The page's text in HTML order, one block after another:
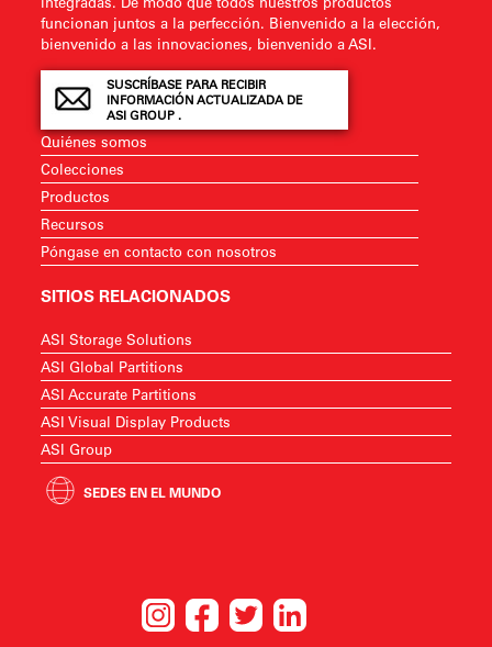
funcionan juntos a la perfección. Bienvenido a la elección,
bienvenido a las innovaciones, bienvenido a ASI.
SUSCRÍBASE PARA RECIBIR
INFORMACIÓN ACTUALIZADA DE
ASI GROUP .
Quiénes somos
Colecciones
Productos
Recursos
Póngase en contacto con nosotros
SITIOS RELACIONADOS
ASI Storage Solutions
ASI Global Partitions
ASI Accurate Partitions
ASI Visual Display Products
ASI Group
SEDES EN EL MUNDO